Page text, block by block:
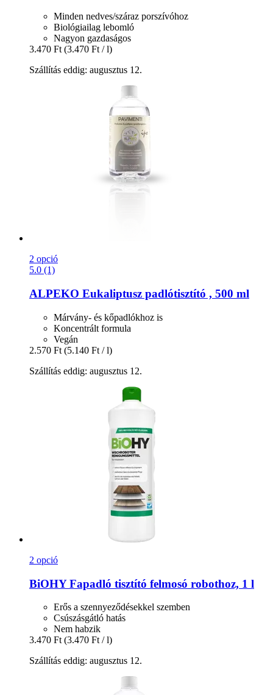
Minden nedves/száraz porszívóhoz
Biológiailag lebomló
Nagyon gazdaságos
3.470 Ft (3.470 Ft / l)
Szállítás eddig: augusztus 12.
2 opció
5.0 (1)
ALPEKO Eukaliptusz padlótisztító , 500 ml
Márvány- és kőpadlókhoz is
Koncentrált formula
Vegán
2.570 Ft (5.140 Ft / l)
Szállítás eddig: augusztus 12.
2 opció
BiOHYFapadló tisztító felmosó robothoz, 1 l
Erős a szennyeződésekkel szemben
Csúszásgátló hatás
Nem habzik
3.470 Ft (3.470 Ft / l)
Szállítás eddig: augusztus 12.